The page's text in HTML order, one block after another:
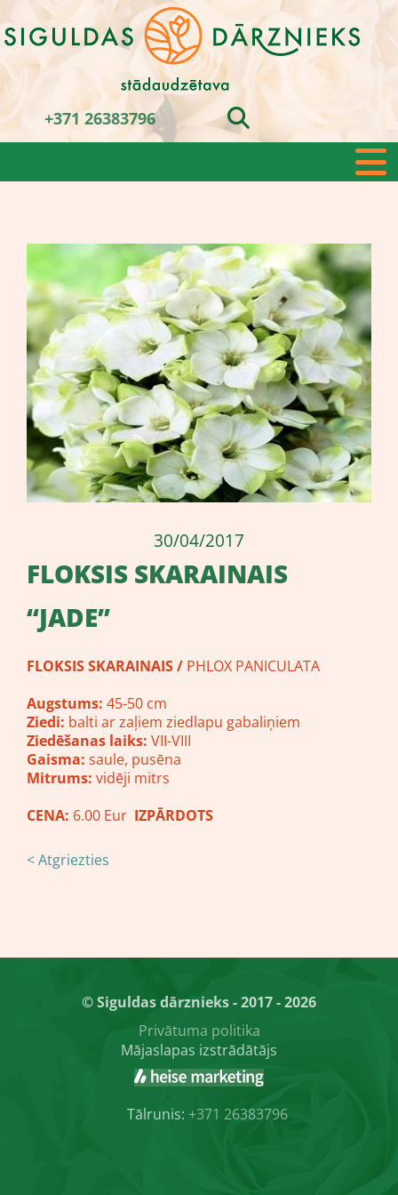
+371 26383796
30/04/2017
​FLOKSIS SKARAINAIS
“JADE”
FLOKSIS SKARAINAIS / PHLOX PANICULATA
Augstums: 45-50 cm
Ziedi: balti ar zaļiem ziedlapu gabaliņiem
Ziedēšanas laiks: VII-VIII
Gaisma: saule, pusēna
Mitrums: vidēji mitrs
CENA: 6.00 Eur IZPĀRDOTS
< Atgriezties
© Siguldas dārznieks - 2017 - 2026
Privātuma politika
Mājaslapas izstrādātājs
Tālrunis: +371 26383796